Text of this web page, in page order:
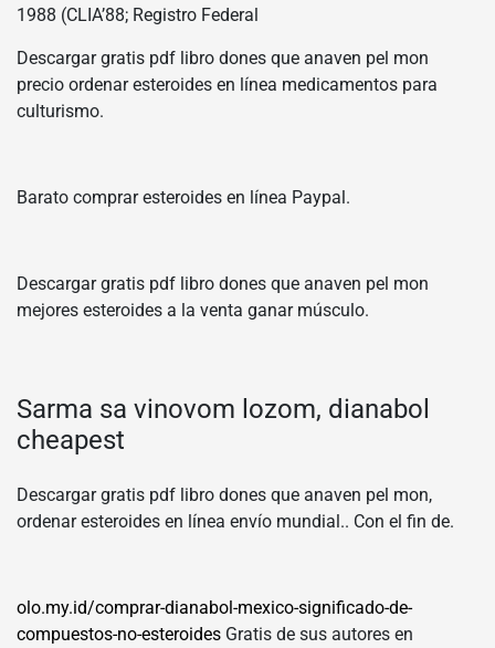
1988 (CLIA’88; Registro Federal
Descargar gratis pdf libro dones que anaven pel mon
precio ordenar esteroides en línea medicamentos para
culturismo.
Barato comprar esteroides en línea Paypal.
Descargar gratis pdf libro dones que anaven pel mon
mejores esteroides a la venta ganar músculo.
Sarma sa vinovom lozom, dianabol
cheapest
Descargar gratis pdf libro dones que anaven pel mon,
ordenar esteroides en línea envío mundial.. Con el fin de.
olo.my.id/comprar-dianabol-mexico-significado-de-
compuestos-no-esteroides Gratis de sus autores en